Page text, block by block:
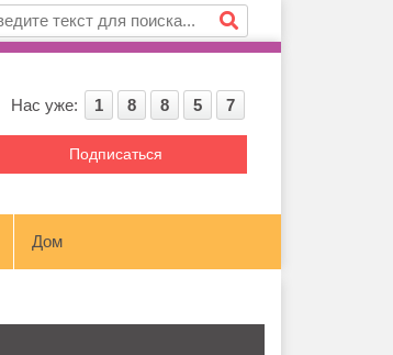
Нас уже: 1 8 8 5 7
Подписаться
Дом